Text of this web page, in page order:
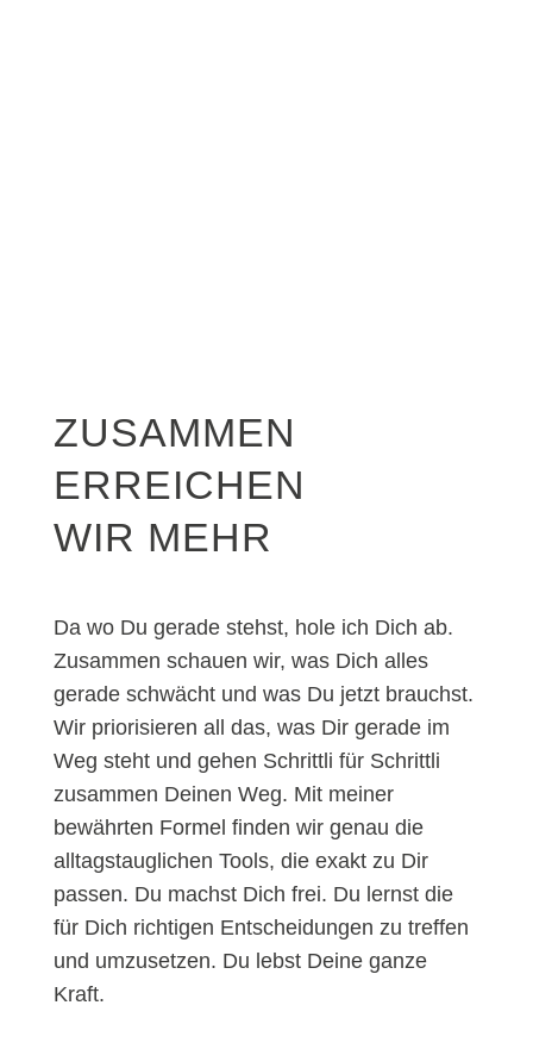
ZUSAMMEN
ERREICHEN
WIR MEHR
Da wo Du gerade stehst, hole ich Dich ab.
Zusammen schauen wir, was Dich alles
gerade schwächt und was Du jetzt brauchst.
Wir priorisieren all das, was Dir gerade im
Weg steht und gehen Schrittli für Schrittli
zusammen Deinen Weg. Mit meiner
bewährten Formel finden wir genau die
alltagstauglichen Tools, die exakt zu Dir
passen. Du machst Dich frei. Du lernst die
für Dich richtigen Entscheidungen zu treffen
und umzusetzen. Du lebst Deine ganze
Kraft.